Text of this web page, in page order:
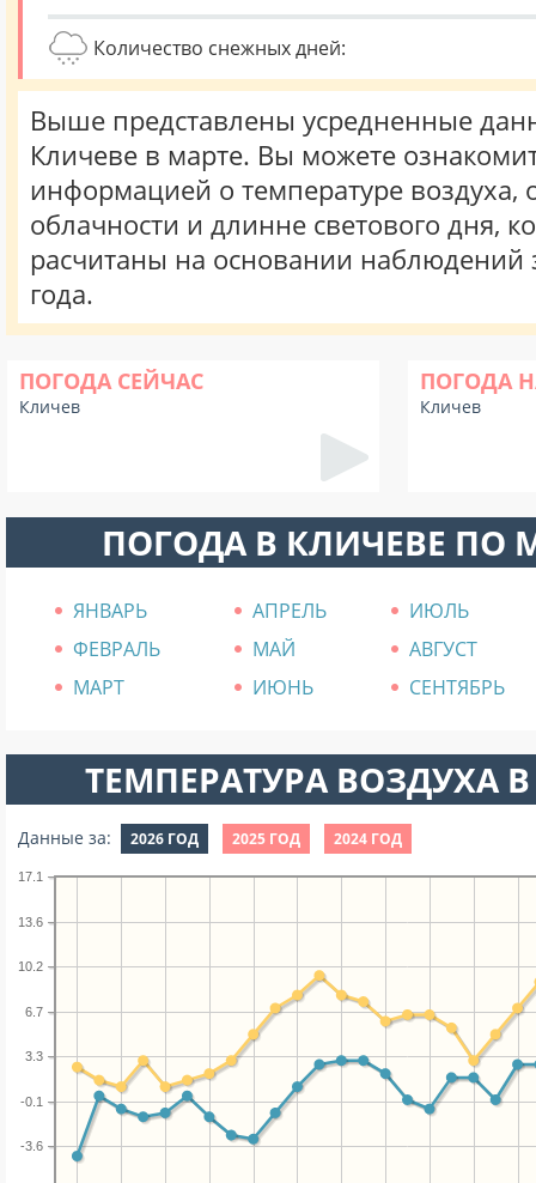
Количество снежных дней:
Выше представлены усредненные
Кличеве в марте. Вы можете
информацией о температуре воздуха,
облачности и длинне светового дня,
расчитаны на основании наблюдений
года.
ПОГОДА СЕЙЧАС
Кличев
ПОГОДА
Кличев
ПОГОДА В КЛИЧЕВЕ ПО
ЯНВАРЬ АПРЕЛЬ
ИЮЛЬ
ФЕВРАЛЬ
МАЙ
АВГУСТ
МАРТ
ИЮНЬ СЕНТЯБРЬ
ТЕМПЕРАТУРА ВОЗДУХА В
Данные за: 2026 ГОД 2025 ГОД 2024 ГОД
-3.6
-0.1
3.3
6.7
10.2
13.6
17.1